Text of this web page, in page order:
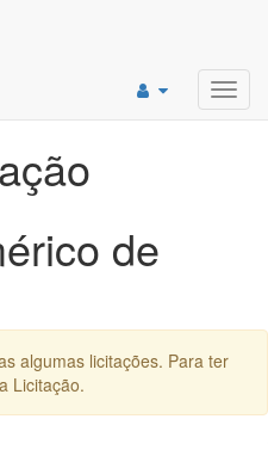
de
algumas licitações. Para ter
Licitação.